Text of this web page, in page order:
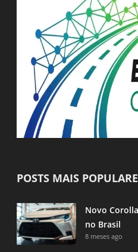
POSTS MAIS
Novo
no Brasil
8 meses ago